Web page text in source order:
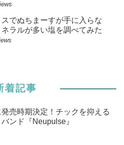
スでぬちまーすが手に入らな
ラルが多い塩を調べてみた
着記事
売時期決定！チックを抑える
バンド『Neupulse』